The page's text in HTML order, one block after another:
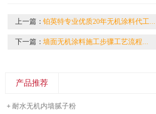
上一篇：铂英特专业优质20年无机涂料代工...
下一篇：墙面无机涂料施工步骤工艺流程...
产品推荐
+ 耐水无机内墙腻子粉